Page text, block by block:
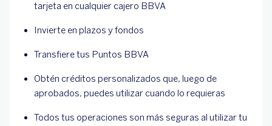
tarjeta en cualquier cajero BBVA
Invierte en plazos y fondos
Transfiere tus Puntos BBVA
Obtén créditos personalizados que, luego de
aprobados, puedes utilizar cuando lo requieras
Todos tus operaciones son más seguras al utilizar tu